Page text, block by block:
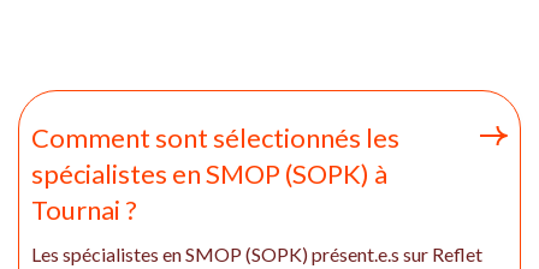
Comment sont sélectionnés les
spécialistes en SMOP (SOPK) à
Tournai ?
Les spécialistes en SMOP (SOPK) présent.e.s sur Reflet